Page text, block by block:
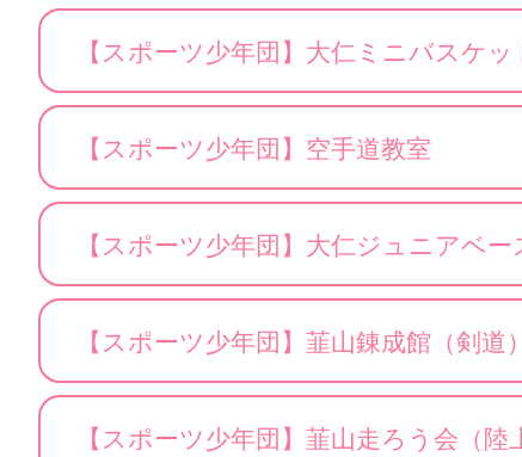
【スポーツ少年団】大仁ミニバスケ
【スポーツ少年団】空手道教室
【スポーツ少年団】大仁ジュニアベ
【スポーツ少年団】韮山錬成館（剣道）
【スポーツ少年団】韮山走ろう会（陸